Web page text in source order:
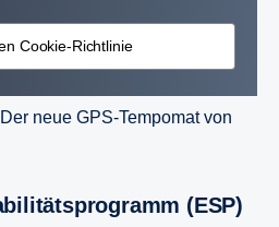
Cookie-Richtlinie
Der neue GPS-Tempomat von
(ESP)